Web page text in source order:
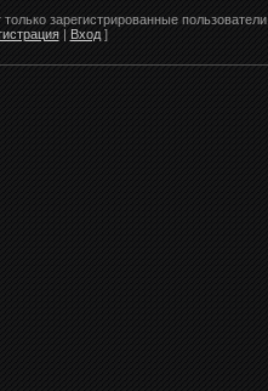
зарегистрированные пользователи.
| Вход]